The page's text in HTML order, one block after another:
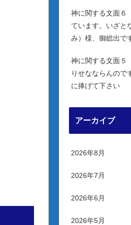
神に関する文面
ています。いざと
み）様、御総出で
神に関する文面５
りせなならんので
に捧げて下さい
アーカイブ
2026年8月
2026年7月
2026年6月
2026年5月